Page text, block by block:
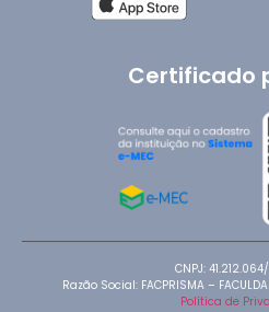
Certificado
CNPJ:
Razão Social: FACPRISMA –
Política de